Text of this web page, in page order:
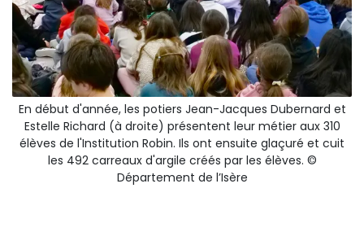
En début d'année, les potiers Jean-Jacques Dubernard et
Estelle Richard (à droite) présentent leur métier aux 310
élèves de l'Institution Robin. Ils ont ensuite glaçuré et cuit
les 492 carreaux d'argile créés par les élèves. ©
Département de l’Isère